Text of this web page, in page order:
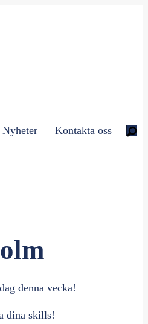
Nyheter Kontakta oss
denna vecka!
dina skills!